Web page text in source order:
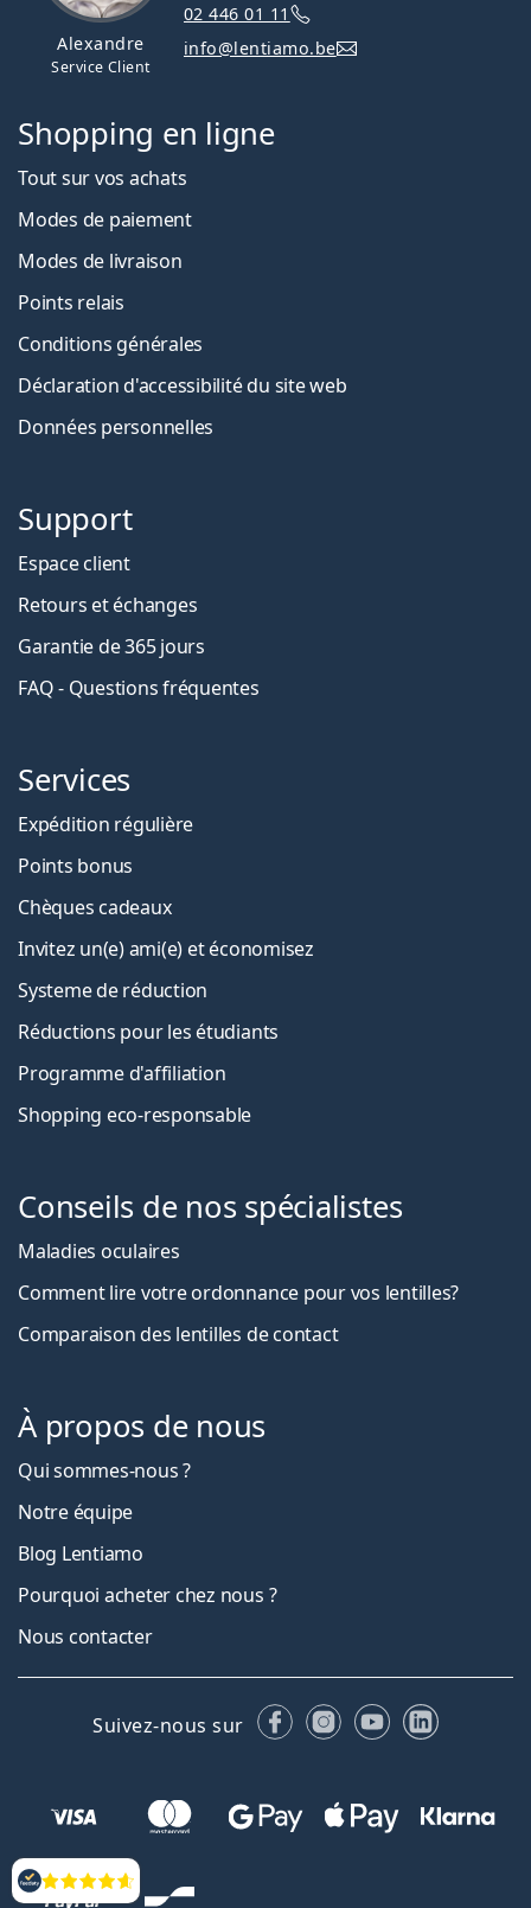
Évaluation
Alexandre
Service Client
02 446 01 11
info@lentiamo.be
Shopping en ligne
Tout sur vos achats
Modes de paiement
Modes de livraison
Points relais
Conditions générales
Déclaration d'accessibilité du site web
Données personnelles
Support
Espace client
Retours et échanges
Garantie de 365 jours
FAQ - Questions fréquentes
Services
Expédition régulière
Points bonus
Chèques cadeaux
Invitez un(e) ami(e) et économisez
Systeme de réduction
Réductions pour les étudiants
Programme d'affiliation
Shopping eco-responsable
Conseils de nos spécialistes
Maladies oculaires
Comment lire votre ordonnance pour vos lentilles?
Comparaison des lentilles de contact
À propos de nous
Qui sommes-nous ?
Notre équipe
Blog Lentiamo
Pourquoi acheter chez nous ?
Nous contacter
Suivez-nous sur FacebookInstagram
YouTubeLinkedIn